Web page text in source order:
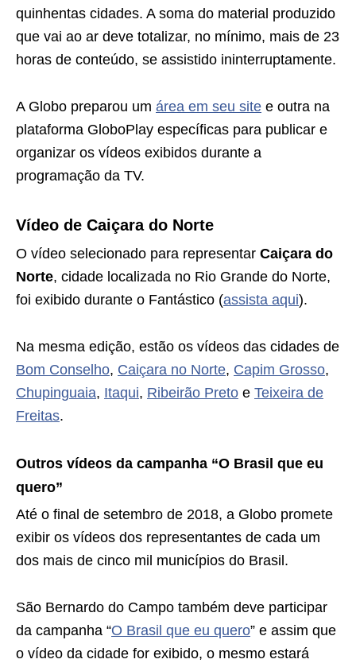
quinhentas cidades. A soma do material produzido
que vai ao ar deve totalizar, no mínimo, mais de 23
horas de conteúdo, se assistido ininterruptamente.
A Globo preparou um área em seu site e outra na
plataforma GloboPlay específicas para publicar e
organizar os vídeos exibidos durante a
programação da TV.
Vídeo de Caiçara do Norte
O vídeo selecionado para representar Caiçara do
Norte, cidade localizada no Rio Grande do Norte,
foi exibido durante o Fantástico (assista aqui).
Na mesma edição, estão os vídeos das cidades de
Bom Conselho, Caiçara no Norte, Capim Grosso,
Chupinguaia, Itaqui, Ribeirão Preto e Teixeira de
Freitas.
Outros vídeos da campanha “O Brasil que eu
quero”
Até o final de setembro de 2018, a Globo promete
exibir os vídeos dos representantes de cada um
dos mais de cinco mil municípios do Brasil.
São Bernardo do Campo também deve participar
da campanha “O Brasil que eu quero” e assim que
o vídeo da cidade for exibido, o mesmo estará